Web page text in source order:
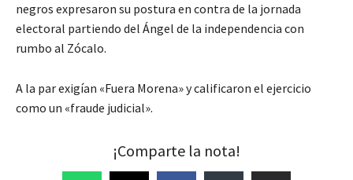
negros expresaron su postura en contra de la jornada
electoral partiendo del Ángel de la independencia con
rumbo al Zócalo.
A la par exigían «Fuera Morena» y calificaron el ejercicio
como un «fraude judicial».
¡Comparte la nota!